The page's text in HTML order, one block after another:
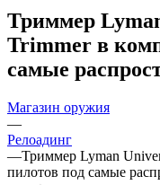
Триммер
Trimmer в
самые
Магазин оружия
—
Релоадинг
—Триммер Lyman
пилотов под самые